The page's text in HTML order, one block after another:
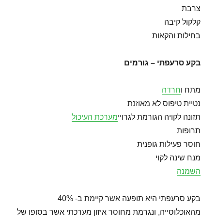
צרבת
קלקול קיבה
בחילות והקאות
בקע סרעפתי – גורמים
מתח וחרדה
נטיית טיפוס לא מאוזנת
תזונה לקויה הגורמת לגרויימערכת העיכול
תרופות
חוסר פעילות גופנית
מנח שינה לקוי
השמנה
בקע סרעפתי היא תופעה אשר קיימת ב- 40%
מהאוכלוסייה, ונגרמת מחוסר איזון מערכתי אשר בסופו של